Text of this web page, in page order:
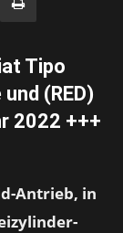
Tipo
(RED)
2022 +++
Antrieb, in